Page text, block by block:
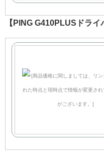
【PING G410PLUSドラ